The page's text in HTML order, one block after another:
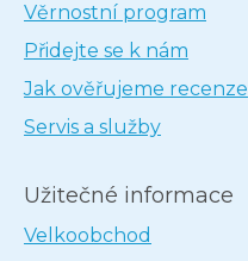
Věrnostní program
Přidejte se k nám
Jak ověřujeme recenze
Servis a služby
Užitečné informace
Velkoobchod